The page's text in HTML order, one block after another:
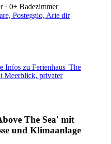
· 0+ Badezimmer
Posteggio, Arie dir
Infos zu Ferienhaus 'The
Meerblick, privater
The Sea' mit
und Klimaanlage